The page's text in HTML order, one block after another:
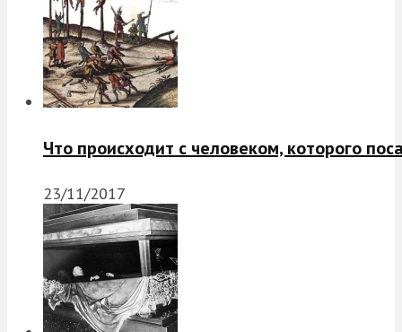
Что происходит с человеком, которого
23/11/2017